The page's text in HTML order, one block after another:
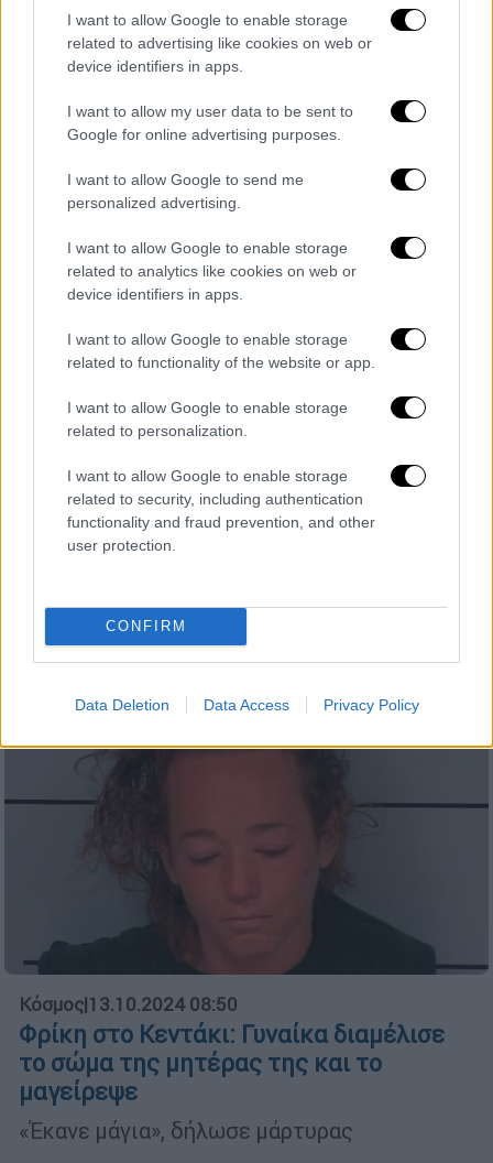
I want to allow Google to enable storage
related to advertising like cookies on web or
device identifiers in apps.
I want to allow my user data to be sent to
Google for online advertising purposes.
I want to allow Google to send me
personalized advertising.
I want to allow Google to enable storage
related to analytics like cookies on web or
device identifiers in apps.
I want to allow Google to enable storage
related to functionality of the website or app.
I want to allow Google to enable storage
related to personalization.
I want to allow Google to enable storage
related to security, including authentication
functionality and fraud prevention, and other
user protection.
CONFIRM
Data Deletion Data Access Privacy Policy
γλειφιτζούρια
Είδε άδειο τον λογαριασμό της
Κόσμος|06.11.2024 01:46
Εκλογές ΗΠΑ 2024: Προβάδισμα Τραμπ
σε Κεντάκι και Ιντιάνα
Κόσμος|13.10.2024 08:50
Φρίκη στο Κεντάκι: Γυναίκα διαμέλισε
το σώμα της μητέρας της και το
μαγείρεψε
«Έκανε μάγια», δήλωσε μάρτυρας